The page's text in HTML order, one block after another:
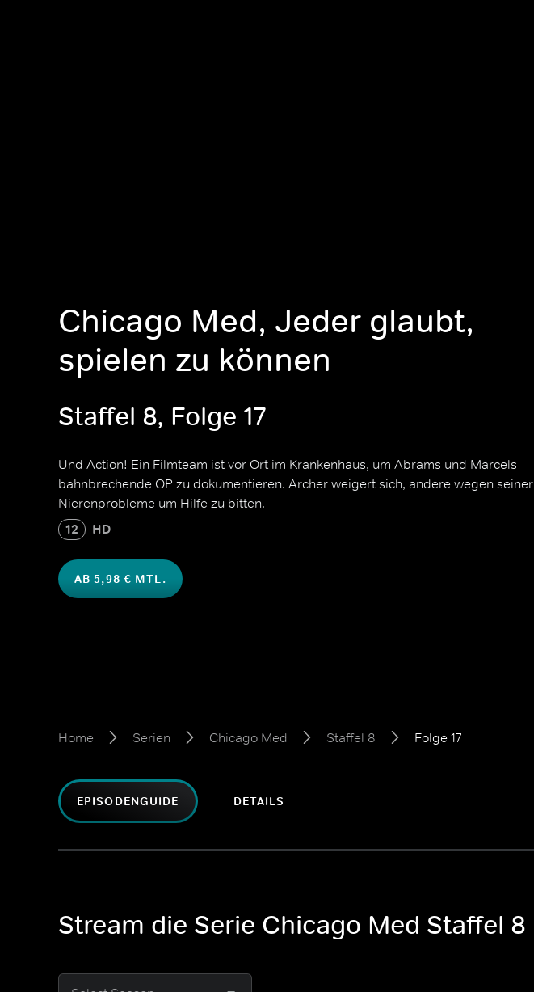
Chicago Med, Jeder glaubt,
spielen zu können
Staffel 8, Folge 17
Und Action! Ein Filmteam ist vor Ort im Krankenhaus, um Abrams und Marcels
bahnbrechende OP zu dokumentieren. Archer weigert sich, andere wegen seiner
Nierenprobleme um Hilfe zu bitten.
12 HD
AB 5,98 € MTL.
Home Serien Chicago Med Staffel 8 Folge 17
EPISODENGUIDE DETAILS
Stream die Serie Chicago Med Staffel 8